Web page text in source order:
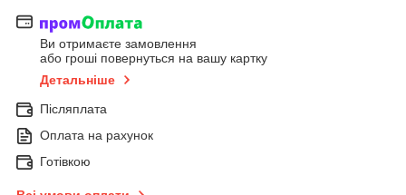
Ви отримаєте замовлення
або гроші повернуться на вашу картку
Детальніше
Післяплата
Оплата на рахунок
Готівкою